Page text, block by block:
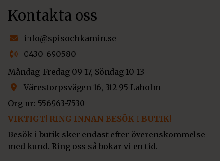
Kontakta oss
info@spisochkamin.se
0430-690580
Måndag-Fredag 09-17, Söndag 10-13
Värestorpsvägen 16, 312 95 Laholm
Org nr: 556963-7530
VIKTIGT! RING INNAN BESÖK I BUTIK!
Besök i butik sker endast efter överenskommelse
med kund. Ring oss så bokar vi en tid.